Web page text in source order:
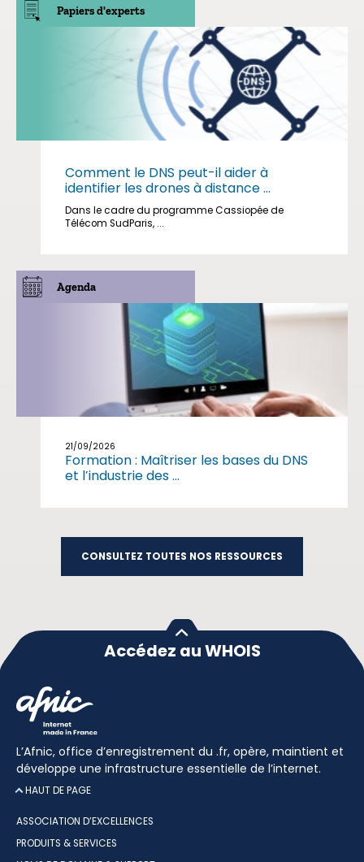
Papiers d'experts
Comment le DNS peut-il aider à
identifier les drones à distance ...
Dans le cadre du programme Cassiopée de
Télécom SudParis, ...
Agenda
21/09/2026
Formation : Maîtriser les bases du DNS
et l’industrie des ...
CONSULTEZ TOUTES NOS RESSOURCES
Accédez au WHOIS
L’Afnic, office d’enregistrement du .fr, opère, maintient et
développe une infrastructure essentielle de l’internet.
HAUT DE PAGE
ASSOCIATION D’EXCELLENCES
PRODUITS & SERVICES